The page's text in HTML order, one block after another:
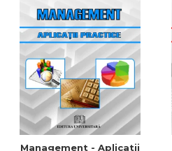
Management - Aplicatii